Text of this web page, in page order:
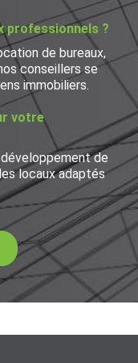
professionnels ?
de bureaux,
conseillers se
immobiliers.
votre
de
locaux adaptés